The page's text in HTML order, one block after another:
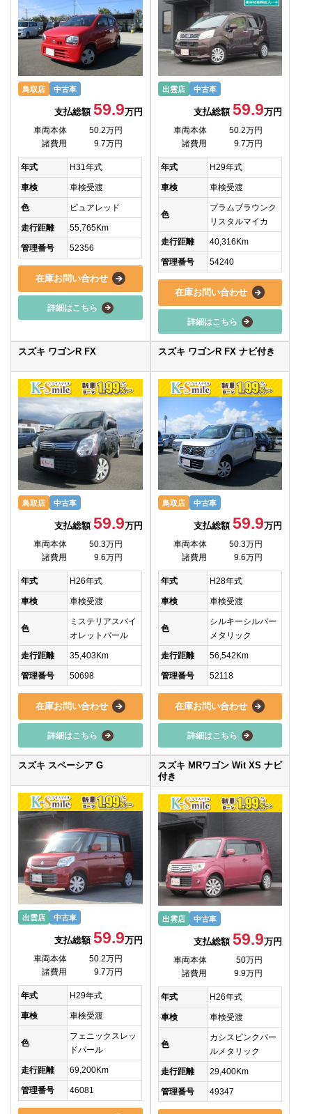
鳥取店 中古車
支払総額 59.9万円
車両本体
50.2万円
諸費用
9.7万円
年式 H31年式
車検 車検受渡
色 ピュアレッド
走行距離 55,765Km
管理番号 52356
在庫お問い合わせ
詳細はこちら
出雲店 中古車
支払総額59.9万円
車両本体
50.2万円
諸費用
9.7万円
年式 H29年式
車検 車検受渡
色
プラムブラウンク
リスタルマイカ
走行距離 40,316Km
管理番号 54240
在庫お問い合わせ
詳細はこちら
スズキ ワゴンR FX
鳥取店 中古車
支払総額 59.9万円
車両本体
50.3万円
諸費用
9.6万円
年式 H26年式
車検 車検受渡
色
ミステリアスバイ
オレットパール
走行距離 35,403Km
管理番号 50698
在庫お問い合わせ
詳細はこちら
スズキ ワゴンR FX ナビ付き
鳥取店 中古車
支払総額59.9万円
車両本体
50.3万円
諸費用
9.6万円
年式 H28年式
車検 車検受渡
色
シルキーシルバー
メタリック
走行距離 56,542Km
管理番号 52118
在庫お問い合わせ
詳細はこちら
スズキ スペーシア G
出雲店 中古車
支払総額 59.9万円
車両本体
50.2万円
諸費用
9.7万円
年式 H29年式
車検 車検受渡
色
フェニックスレッ
ドパール
走行距離 69,200Km
管理番号 46081
スズキ MRワゴン Wit XS ナビ
付き
出雲店 中古車
支払総額59.9万円
車両本体
50万円
諸費用
9.9万円
年式 H26年式
車検 車検受渡
色
カシスピンクパー
ルメタリック
走行距離 29,400Km
管理番号 49347